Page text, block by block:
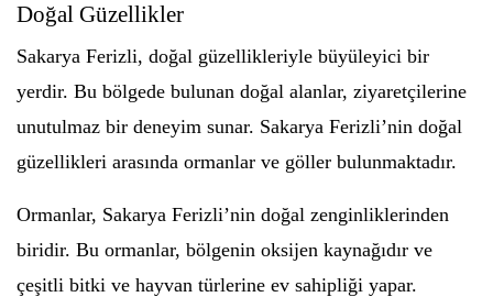
Doğal Güzellikler
Sakarya Ferizli, doğal güzellikleriyle büyüleyici bir
yerdir. Bu bölgede bulunan doğal alanlar, ziyaretçilerine
unutulmaz bir deneyim sunar. Sakarya Ferizli’nin doğal
güzellikleri arasında ormanlar ve göller bulunmaktadır.
Ormanlar, Sakarya Ferizli’nin doğal zenginliklerinden
biridir. Bu ormanlar, bölgenin oksijen kaynağıdır ve
çeşitli bitki ve hayvan türlerine ev sahipliği yapar.